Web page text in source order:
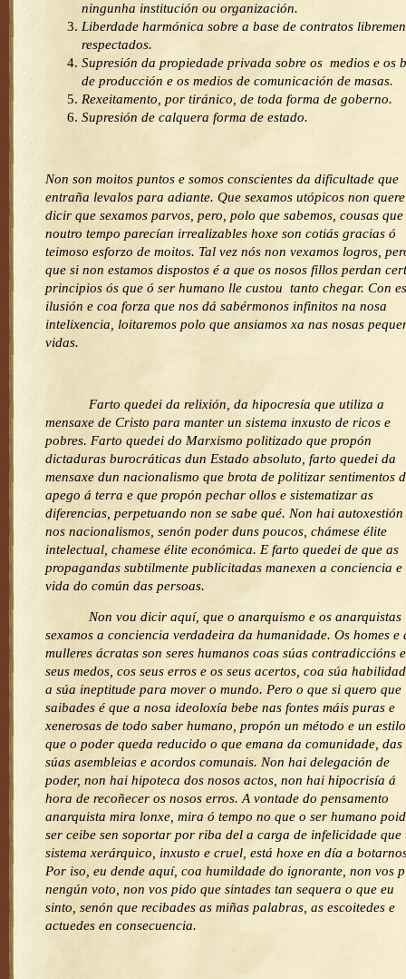
ningunha institución ou organización.
Liberdade harmónica sobre a base de contratos
respectados.
Supresión da propiedade privada sobre os medios e os
de producción e os medios de comunicación de masas.
Rexeitamento, por tiránico, de toda forma de goberno.
Supresión de calquera forma de estado.
Non son moitos puntos e somos conscientes da dificultade que
entraña levalos para adiante. Que sexamos utópicos non quere
dicir que sexamos parvos, pero, polo que sabemos, cousas que
noutro tempo parecían irrealizables hoxe son cotiás gracias ó
teimoso esforzo de moitos. Tal vez nós non vexamos logros,
que si non estamos dispostos é a que os nosos fillos perdan
principios ós que ó ser humano lle custou tanto chegar. Con
ilusión e coa forza que nos dá sabérmonos infinitos na nosa
intelixencia, loitaremos polo que ansiamos xa nas nosas
vidas.
Farto quedei da relixión, da hipocresía que utiliza a
mensaxe de Cristo para manter un sistema inxusto de ricos e
pobres. Farto quedei do Marxismo politizado que propón
dictaduras burocráticas dun Estado absoluto, farto quedei da
mensaxe dun nacionalismo que brota de politizar sentimentos
apego á terra e que propón pechar ollos e sistematizar as
diferencias, perpetuando non se sabe qué. Non hai autoxestión
nos nacionalismos, senón poder duns poucos, chámese élite
intelectual, chamese élite económica. E farto quedei de que as
propagandas subtilmente publicitadas manexen a conciencia e
vida do común das persoas.
Non vou dicir aquí, que o anarquismo e os anarquistas
sexamos a conciencia verdadeira da humanidade. Os homes e
mulleres ácratas son seres humanos coas súas contradiccións
seus medos, cos seus erros e os seus acertos, coa súa
a súa ineptitude para mover o mundo. Pero o que si quero que
saibades é que a nosa ideoloxía bebe nas fontes máis puras e
xenerosas de todo saber humano, propón un método e un
que o poder queda reducido o que emana da comunidade, das
súas asembleias e acordos comunais. Non hai delegación de
poder, non hai hipoteca dos nosos actos, non hai hipocrisía á
hora de recoñecer os nosos erros. A vontade do pensamento
anarquista mira lonxe, mira ó tempo no que o ser humano
ser ceibe sen soportar por riba del a carga de infelicidade que
sistema xerárquico, inxusto e cruel, está hoxe en día a
Por iso, eu dende aquí, coa humildade do ignorante, non vos
nengún voto, non vos pido que sintades tan sequera o que eu
sinto, senón que recibades as miñas palabras, as escoitedes e
actuedes en consecuencia.